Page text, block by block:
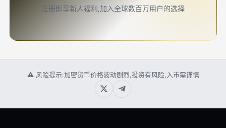
注册即享新人福利,加入全球数百万用户的选择
⚠ 风险提示:加密货币价格波动剧烈,投资有风险,入市需谨慎